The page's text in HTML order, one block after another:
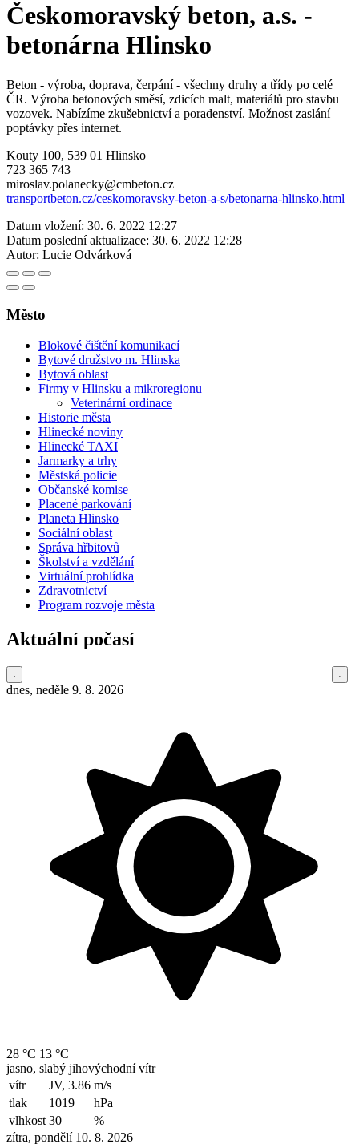
Českomoravský beton, a.s. -
betonárna Hlinsko
Beton - výroba, doprava, čerpání - všechny druhy a třídy po celé
ČR. Výroba betonových směsí, zdicích malt, materiálů pro stavbu
vozovek. Nabízíme zkušebnictví a poradenství. Možnost zaslání
poptávky přes internet.
Kouty 100, 539 01 Hlinsko
723 365 743
miroslav.polanecky@cmbeton.cz
transportbeton.cz/ceskomoravsky-beton-a-s/betonarna-hlinsko.html
Datum vložení: 30. 6. 2022 12:27
Datum poslední aktualizace: 30. 6. 2022 12:28
Autor: Lucie Odvárková
Město
Blokové čištění komunikací
Bytové družstvo m. Hlinska
Bytová oblast
Firmy v Hlinsku a mikroregionu
Veterinární ordinace
Historie města
Hlinecké noviny
Hlinecké TAXI
Jarmarky a trhy
Městská policie
Občanské komise
Placené parkování
Planeta Hlinsko
Sociální oblast
Správa hřbitovů
Školství a vzdělání
Virtuální prohlídka
Zdravotnictví
Program rozvoje města
Aktuální počasí
dnes, neděle 9. 8. 2026
28 °C 13 °C
jasno, slabý jihovýchodní vítr
vítr
JV, 3.86 m/s
tlak
1019
hPa
vlhkost 30
%
zítra, pondělí 10. 8. 2026